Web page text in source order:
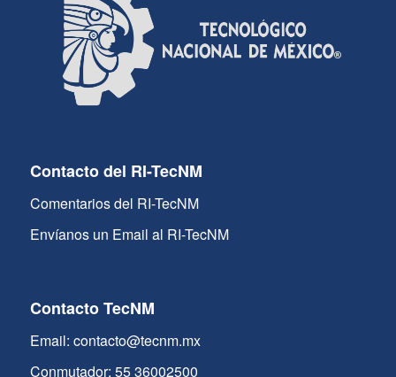
Contacto del RI-TecNM
Comentarios del RI-TecNM
Envíanos un Email al RI-TecNM
Contacto TecNM
Email: contacto@tecnm.mx
Conmutador: 55 36002500